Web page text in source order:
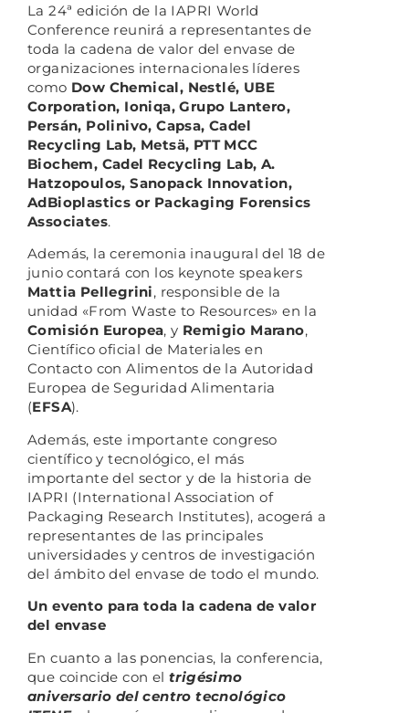
La 24ª edición de la IAPRI World
Conference reunirá a representantes de
toda la cadena de valor del envase de
organizaciones internacionales líderes
como Dow Chemical, Nestlé, UBE
Corporation, Ioniqa, Grupo Lantero,
Persán, Polinivo, Capsa, Cadel
Recycling Lab, Metsä, PTT MCC
Biochem, Cadel Recycling Lab, A.
Hatzopoulos, Sanopack Innovation,
AdBioplastics or Packaging Forensics
Associates.
Además, la ceremonia inaugural del 18 de
junio contará con los keynote speakers
Mattia Pellegrini, responsible de la
unidad «From Waste to Resources» en la
Comisión Europea, y Remigio Marano,
Científico oficial de Materiales en
Contacto con Alimentos de la Autoridad
Europea de Seguridad Alimentaria
(EFSA).
Además, este importante congreso
científico y tecnológico, el más
importante del sector y de la historia de
IAPRI (International Association of
Packaging Research Institutes), acogerá a
representantes de las principales
universidades y centros de investigación
del ámbito del envase de todo el mundo.
Un evento para toda la cadena de valor
del envase
En cuanto a las ponencias, la conferencia,
que coincide con el trigésimo
aniversario del centro tecnológico